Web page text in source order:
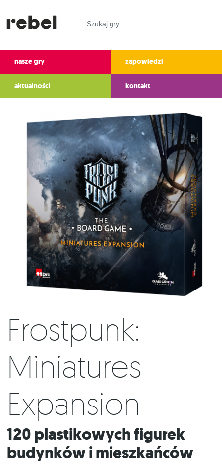
nasze gry zapowiedzi
aktualności kontakt
Frostpunk:
Miniatures
Expansion
120 plastikowych figurek
budynków i mieszkańców